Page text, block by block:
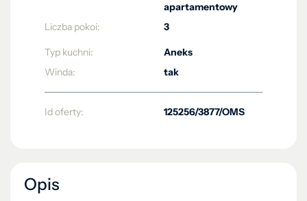
apartamentowy
Liczba pokoi:
3
Typ kuchni:
Aneks
Winda:
tak
Id oferty: 125256/3877/OMS
Opis